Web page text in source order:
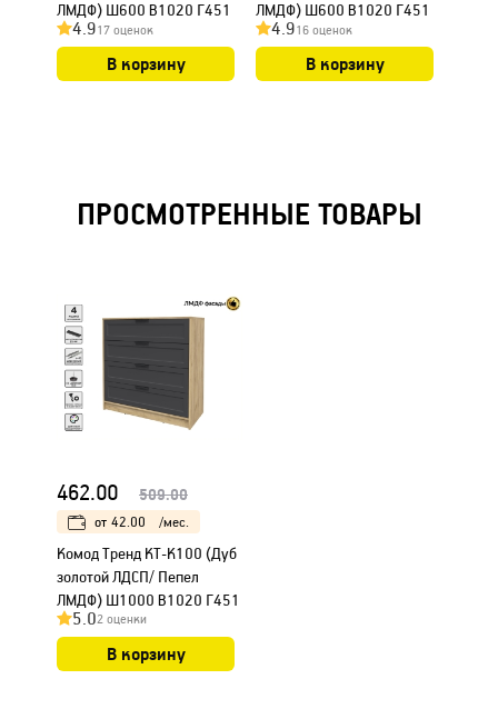
ЛМДФ) Ш600 В1020 Г451
4.917 оценок
В корзину
ЛМДФ) Ш600 В1020 Г451
4.916 оценок
В корзину
ПРОСМОТРЕННЫЕ ТОВАРЫ
462.00 509.00
от 42.00 /мес.
Kомод Тренд КТ-К100 (Дуб
золотой ЛДСП/ Пепел
ЛМДФ) Ш1000 В1020 Г451
5.02 оценки
В корзину